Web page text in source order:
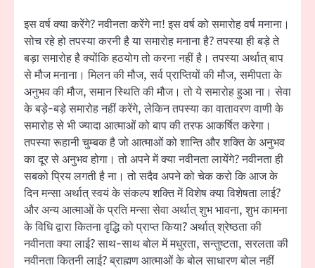
इस वर्ष क्या करेंगे? नवीनता करेंगे ना! इस वर्ष को समारोह वर्ष मनाना।
सोच रहे हो तपस्या करनी है या समारोह मनाना है? तपस्या ही बड़े ते
बड़ा समारोह है क्योंकि हठयोग तो करना नहीं है। तपस्या अर्थात् बाप
से मौज मनाना। मिलन की मौज, सर्व प्राप्तियों की मौज, समीपता के
अनुभव की मौज, समान स्थिति की मौज। तो ये समारोह हुआ ना। सेवा
के बड़े-बड़े समारोह नहीं करेंगे, लेकिन तपस्या का वातावरण वाणी के
समारोह से भी ज्यादा आत्माओं को बाप की तरफ आकर्षित करेगा।
तपस्या रूहानी चुम्बक है जो आत्माओं को शान्ति और शक्ति के अनुभव
का दूर से अनुभव होगा। तो अपने में क्या नवीनता लायेंगे? नवीनता ही
सबको प्रिय लगती है ना। तो सदैव अपने को चेक करो कि आज के
दिन मन्सा अर्थात् स्वयं के संकल्प शक्ति में विशेष क्या विशेषता लाई?
और अन्य आत्माओं के प्रति मन्सा सेवा अर्थात् शुभ भावना, शुभ कामना
के विधि द्वारा कितना वृद्धि को प्राप्त किया? अर्थात् श्रेष्ठता की
नवीनता क्या लाई? साथ-साथ बोल में मधुरता, सन्तुष्टता, सरलता की
नवीनता कितनी लाई? ब्राह्मण आत्माओं के बोल साधारण बोल नहीं